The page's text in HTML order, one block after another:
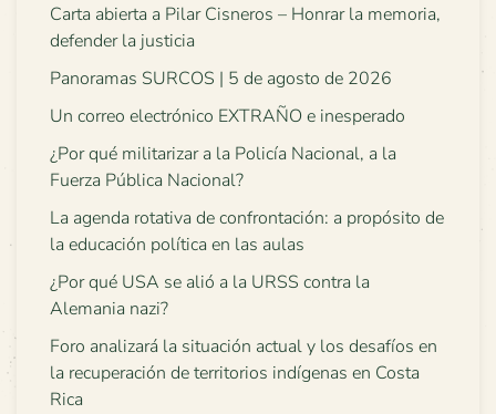
Carta abierta a Pilar Cisneros – Honrar la memoria,
defender la justicia
Panoramas SURCOS | 5 de agosto de 2026
Un correo electrónico EXTRAÑO e inesperado
¿Por qué militarizar a la Policía Nacional, a la
Fuerza Pública Nacional?
La agenda rotativa de confrontación: a propósito de
la educación política en las aulas
¿Por qué USA se alió a la URSS contra la
Alemania nazi?
Foro analizará la situación actual y los desafíos en
la recuperación de territorios indígenas en Costa
Rica